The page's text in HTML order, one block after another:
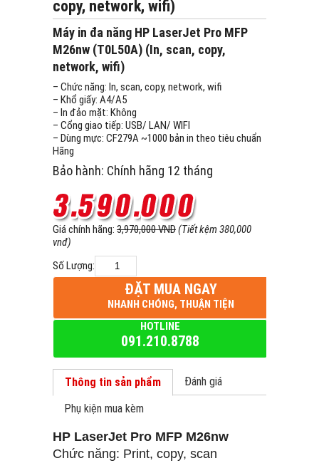
copy, network, wifi)
Máy in đa năng HP LaserJet Pro MFP
M26nw (T0L50A) (In, scan, copy,
network, wifi)
– Chức năng: In, scan, copy, network, wifi
– Khổ giấy: A4/A5
– In đảo mặt: Không
– Cổng giao tiếp: USB/ LAN/ WIFI
– Dùng mực: CF279A ~1000 bản in theo tiêu chuẩn
Hãng
Bảo hành: Chính hãng 12 tháng
Giá chính hãng: 3,970,000 VND(Tiết kệm 380,000
vnđ)
Số Lượng:
ĐẶT MUA NGAY
NHANH CHÓNG, THUẬN TIỆN
HOTLINE
091.210.8788
Thông tin sản phẩm
Đánh giá
Phụ kiện mua kèm
HP LaserJet Pro MFP M26nw
Chức năng: Print, copy, scan